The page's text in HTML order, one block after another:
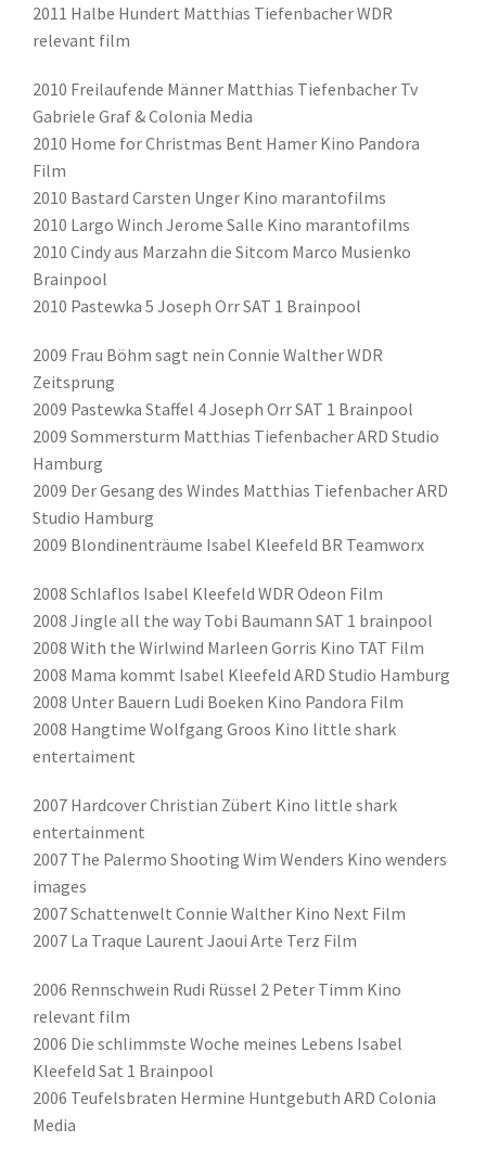
2011 Halbe Hundert Matthias Tiefenbacher WDR
relevant film
2010 Freilaufende Männer Matthias Tiefenbacher Tv
Gabriele Graf & Colonia Media
2010 Home for Christmas Bent Hamer Kino Pandora
Film
2010 Bastard Carsten Unger Kino marantofilms
2010 Largo Winch Jerome Salle Kino marantofilms
2010 Cindy aus Marzahn die Sitcom Marco Musienko
Brainpool
2010 Pastewka 5 Joseph Orr SAT 1 Brainpool
2009 Frau Böhm sagt nein Connie Walther WDR
Zeitsprung
2009 Pastewka Staffel 4 Joseph Orr SAT 1 Brainpool
2009 Sommersturm Matthias Tiefenbacher ARD Studio
Hamburg
2009 Der Gesang des Windes Matthias Tiefenbacher ARD
Studio Hamburg
2009 Blondinenträume Isabel Kleefeld BR Teamworx
2008 Schlaflos Isabel Kleefeld WDR Odeon Film
2008 Jingle all the way Tobi Baumann SAT 1 brainpool
2008 With the Wirlwind Marleen Gorris Kino TAT Film
2008 Mama kommt Isabel Kleefeld ARD Studio Hamburg
2008 Unter Bauern Ludi Boeken Kino Pandora Film
2008 Hangtime Wolfgang Groos Kino little shark
entertaiment
2007 Hardcover Christian Zübert Kino little shark
entertainment
2007 The Palermo Shooting Wim Wenders Kino wenders
images
2007 Schattenwelt Connie Walther Kino Next Film
2007 La Traque Laurent Jaoui Arte Terz Film
2006 Rennschwein Rudi Rüssel 2 Peter Timm Kino
relevant film
2006 Die schlimmste Woche meines Lebens Isabel
Kleefeld Sat 1 Brainpool
2006 Teufelsbraten Hermine Huntgebuth ARD Colonia
Media